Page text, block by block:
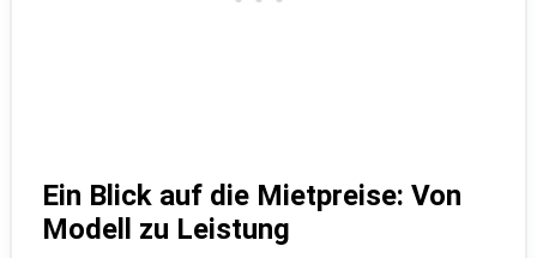
Ein Blick auf die Mietpreise: Von
Modell zu Leistung